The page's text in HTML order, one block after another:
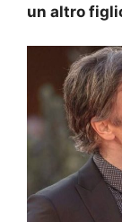
un altro